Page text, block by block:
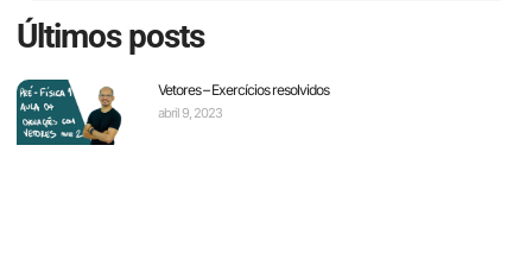
Últimos posts
Vetores – Exercícios resolvidos
abril 9, 2023